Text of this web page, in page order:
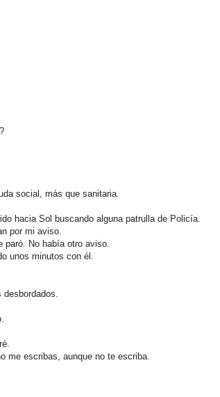
social, más que sanitaria.
hacia Sol buscando alguna patrulla de Policía.
por mi aviso.
paró. No había otro aviso.
unos minutos con él.
desbordados.
me escribas, aunque no te escriba.